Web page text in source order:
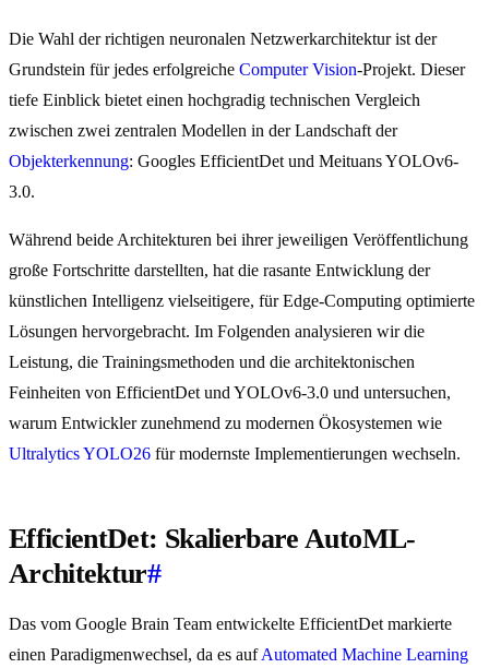
Die Wahl der richtigen neuronalen Netzwerkarchitektur ist der
Grundstein für jedes erfolgreiche Computer Vision-Projekt. Dieser
tiefe Einblick bietet einen hochgradig technischen Vergleich
zwischen zwei zentralen Modellen in der Landschaft der
Objekterkennung: Googles EfficientDet und Meituans YOLOv6-
3.0.
Während beide Architekturen bei ihrer jeweiligen Veröffentlichung
große Fortschritte darstellten, hat die rasante Entwicklung der
künstlichen Intelligenz vielseitigere, für Edge-Computing optimierte
Lösungen hervorgebracht. Im Folgenden analysieren wir die
Leistung, die Trainingsmethoden und die architektonischen
Feinheiten von EfficientDet und YOLOv6-3.0 und untersuchen,
warum Entwickler zunehmend zu modernen Ökosystemen wie
Ultralytics YOLO26 für modernste Implementierungen wechseln.
EfficientDet: Skalierbare AutoML-
Architektur#
Das vom Google Brain Team entwickelte EfficientDet markierte
einen Paradigmenwechsel, da es aufAutomated Machine Learning